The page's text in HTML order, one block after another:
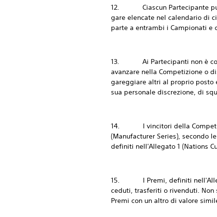
12. Ciascun Partecipante può
gare elencate nel calendario di
parte a entrambi i Campionati e
13. Ai Partecipanti non è
avanzare nella Competizione o
gareggiare altri al proprio posto
sua personale discrezione, di
14. I vincitori della
(Manufacturer Series), secondo
definiti nell'Allegato 1 (Nations
15. I Premi, definiti
ceduti, trasferiti o rivenduti.
Premi con un altro di valore